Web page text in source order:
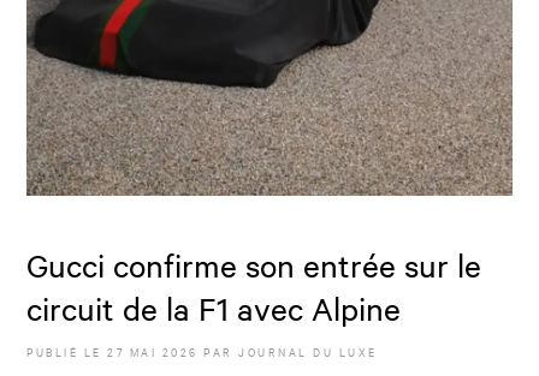
Gucci confirme son entrée sur le
circuit de la F1 avec Alpine
PUBLIÉ LE27 MAI 2026 PAR JOURNAL DU LUXE